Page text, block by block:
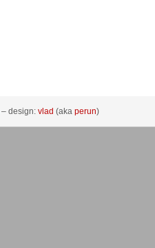
– design: vlad (aka perun)